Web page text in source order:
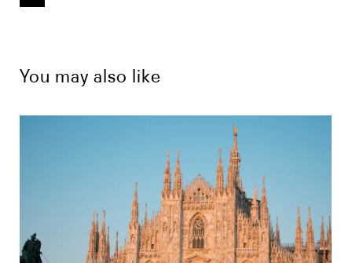
You may also like